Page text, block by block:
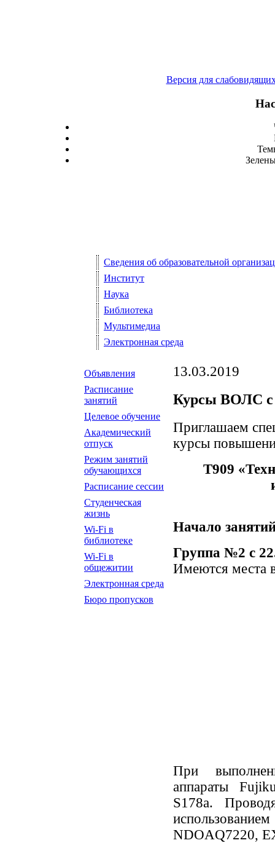
Версия для
Сведения об образовательной
Институт
Наука
Библиотека
Мультимедиа
Электронная среда
Объявления
Расписание
занятий
Целевое обучение
Академический
отпуск
Режим занятий
обучающихся
Расписание сессии
Студенческая
жизнь
Wi-Fi в
библиотеке
Wi-Fi в
общежитии
Электронная среда
Бюро пропусков
13.03.2019
Курсы ВОЛС с
Приглашаем
курсы
Т909
Начало
Группа №2 с
Имеются места
При
аппараты
S178a.
NDOAQ7220,